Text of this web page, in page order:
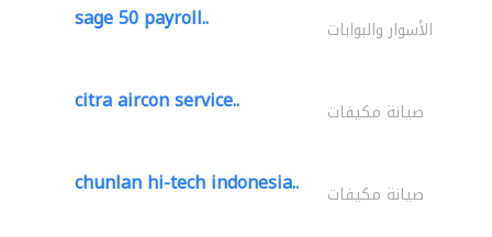
sage 50 payroll.. الأسوار والبوابات
citra aircon service.. صيانة مكيفات
chunlan hi-tech indonesia.. صيانة مكيفات